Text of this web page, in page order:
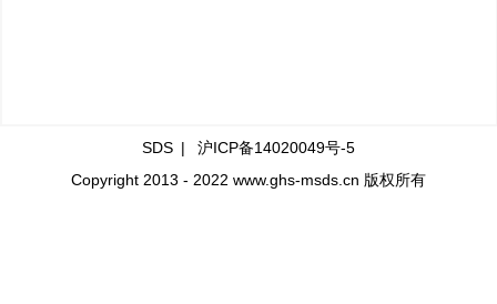
SDS | 沪ICP备14020049号-5
Copyright 2013 - 2022 www.ghs-msds.cn 版权所有